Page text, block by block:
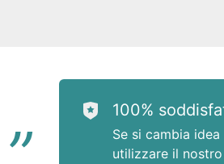
“ 100%
Se si cambia
utilizzare il